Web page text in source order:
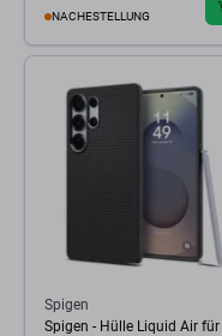
NACHESTELLUNG
Spigen
Spigen - Hülle Liquid Air für